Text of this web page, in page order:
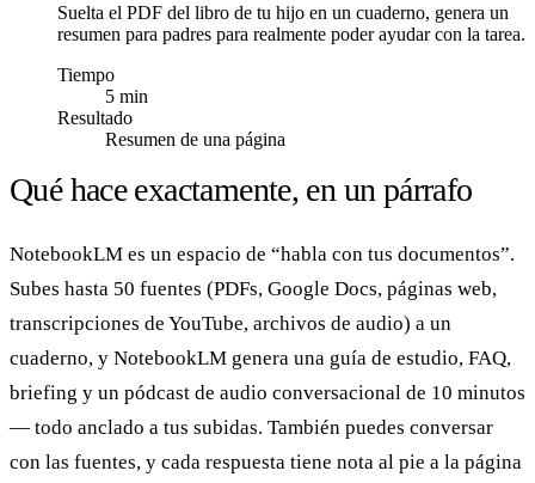
Suelta el PDF del libro de tu hijo en un cuaderno, genera un
resumen para padres para realmente poder ayudar con la tarea.
Tiempo
5 min
Resultado
Resumen de una página
Qué hace exactamente, en un párrafo
NotebookLM es un espacio de “habla con tus documentos”.
Subes hasta 50 fuentes (PDFs, Google Docs, páginas web,
transcripciones de YouTube, archivos de audio) a un
cuaderno, y NotebookLM genera una guía de estudio, FAQ,
briefing y un pódcast de audio conversacional de 10 minutos
— todo anclado a tus subidas. También puedes conversar
con las fuentes, y cada respuesta tiene nota al pie a la página